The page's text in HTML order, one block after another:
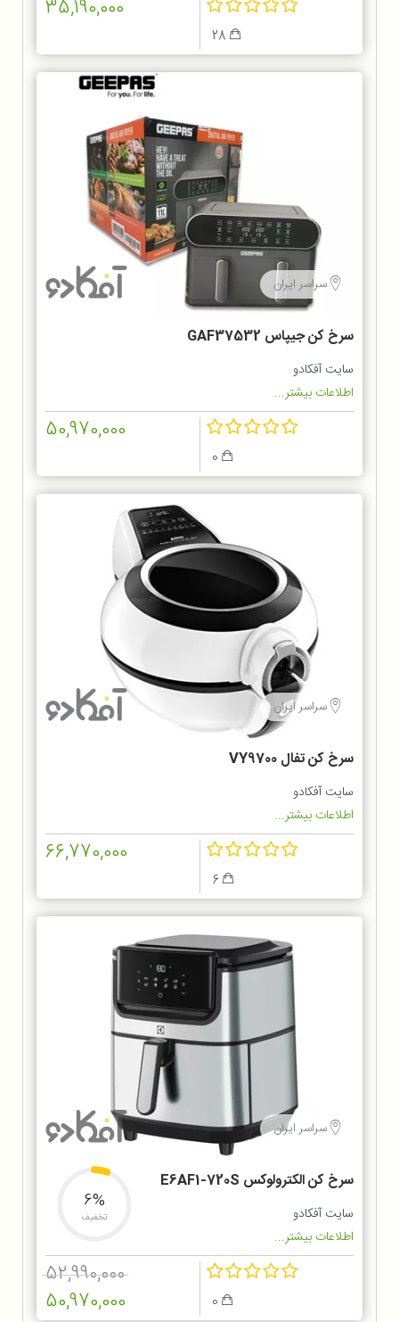
35,190,000
سراسر ایران
سرخ کن جیپاس GAF37532
سایت آفکادو
اطلاعات بیشتر...
50,970,000
سراسر ایران
سرخ کن تفال VY9700
سایت آفکادو
اطلاعات بیشتر...
66,770,000
سراسر ایران
سرخ کن الکترولوکس E6AF1-720S
سایت آفکادو
اطلاعات بیشتر...
6%
تخفیف
52,990,000
50,970,000